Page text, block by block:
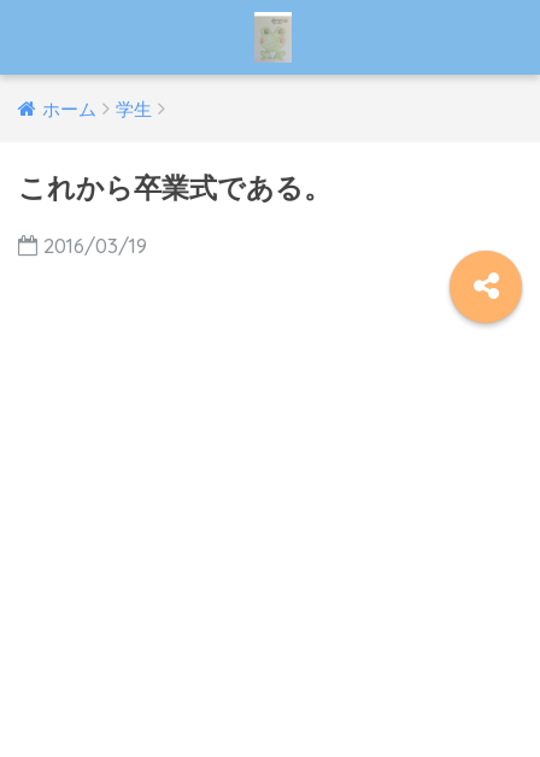
ホーム 学生
これから卒業式である。
2016/03/19